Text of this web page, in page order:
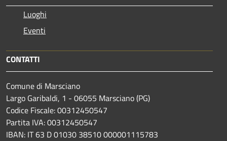
Luoghi
Eventi
CONTATTI
Comune di Marsciano
Largo Garibaldi, 1 - 06055 Marsciano (PG)
Codice Fiscale: 00312450547
Partita IVA: 00312450547
IBAN: IT 63 D 01030 38510 000001115783